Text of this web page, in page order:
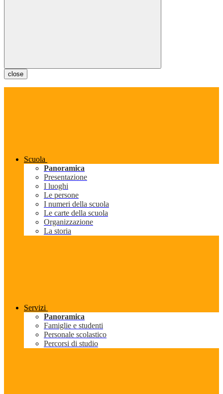
close
Scuola
Panoramica
Presentazione
I luoghi
Le persone
I numeri della scuola
Le carte della scuola
Organizzazione
La storia
Servizi
Panoramica
Famiglie e studenti
Personale scolastico
Percorsi di studio